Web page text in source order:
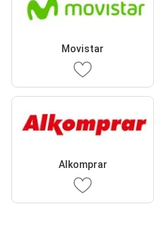
Movistar
Alkomprar